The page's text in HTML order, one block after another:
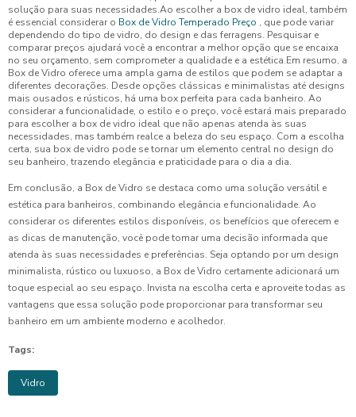
solução para suas necessidades.Ao escolher a box de vidro ideal, também
é essencial considerar o Box de Vidro Temperado Preço , que pode variar
dependendo do tipo de vidro, do design e das ferragens. Pesquisar e
comparar preços ajudará você a encontrar a melhor opção que se encaixa
no seu orçamento, sem comprometer a qualidade e a estética.Em resumo, a
Box de Vidro oferece uma ampla gama de estilos que podem se adaptar a
diferentes decorações. Desde opções clássicas e minimalistas até designs
mais ousados e rústicos, há uma box perfeita para cada banheiro. Ao
considerar a funcionalidade, o estilo e o preço, você estará mais preparado
para escolher a box de vidro ideal que não apenas atenda às suas
necessidades, mas também realce a beleza do seu espaço. Com a escolha
certa, sua box de vidro pode se tornar um elemento central no design do
seu banheiro, trazendo elegância e praticidade para o dia a dia.
Em conclusão, a Box de Vidro se destaca como uma solução versátil e
estética para banheiros, combinando elegância e funcionalidade. Ao
considerar os diferentes estilos disponíveis, os benefícios que oferecem e
as dicas de manutenção, você pode tomar uma decisão informada que
atenda às suas necessidades e preferências. Seja optando por um design
minimalista, rústico ou luxuoso, a Box de Vidro certamente adicionará um
toque especial ao seu espaço. Invista na escolha certa e aproveite todas as
vantagens que essa solução pode proporcionar para transformar seu
banheiro em um ambiente moderno e acolhedor.
Tags:
Vidro